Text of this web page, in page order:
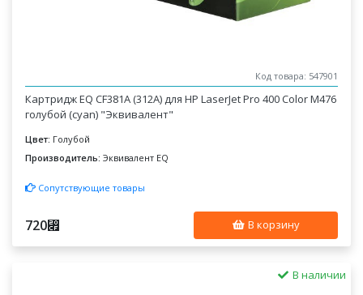
Код товара: 547901
Картридж EQ CF381A (312A) для HP LaserJet Pro 400 Color M476
голубой (cyan) "Эквивалент"
Цвет: Голубой
Производитель: Эквивалент EQ
Сопутствующие товары
720⃏ В корзину
В наличии